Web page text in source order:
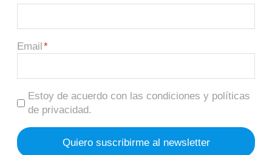
Email
Estoy de acuerdo con las condiciones y políticas
de privacidad.